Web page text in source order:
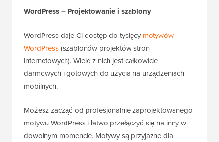
WordPress – Projektowanie i szablony
WordPress daje Ci dostęp do tysięcy motywów
WordPress(szablonów projektów stron
internetowych). Wiele z nich jest całkowicie
darmowych i gotowych do użycia na urządzeniach
mobilnych.
Możesz zacząć od profesjonalnie zaprojektowanego
motywu WordPress i łatwo przełączyć się na inny w
dowolnym momencie. Motywy są przyjazne dla